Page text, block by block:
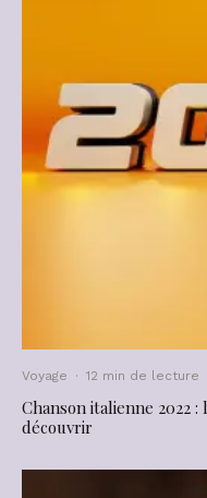
Voyage · 12 min de lecture
Chanson italienne 2022
découvrir